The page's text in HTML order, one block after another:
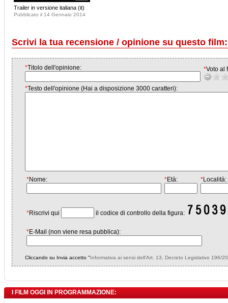
Trailer in versione italiana (it)
Pubblicato il 14 Gennaio 2014
Scrivi la tua recensione / opinione su questo
*Titolo dell'opinione: *Voto al
*Testo dell'opinione (Hai a disposizione 3000 caratteri):
*Nome: *Età: *Località:
*Riscrivi qui il codice di controllo della figura:
*E-Mail (non viene resa pubblica):
Cliccando su Invia accetto "Informativa ai sensi dell'Art. 13, Decreto Legislativo 196/
I FILM OGGI IN PROGRAMMAZIONE: